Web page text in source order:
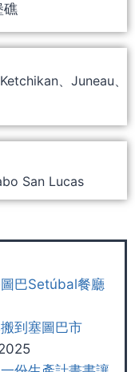
礁
、Juneau、
San Lucas
圖巴Setúbal餐廳
到塞圖巴市